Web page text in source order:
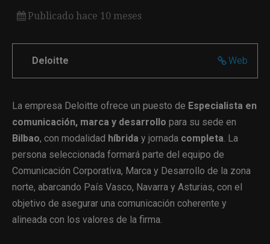
Publicado hace 10 meses
Web
Deloitte
La empresa Deloitte ofrece un puesto de Especialista en
comunicación, marca y desarrollo para su sede en
Bilbao, con modalidad híbrida y jornada completa . La
persona seleccionada formará parte del equipo de
Comunicación Corporativa, Marca y Desarrollo de la zona
norte, abarcando País Vasco, Navarra y Asturias, con el
objetivo de asegurar una comunicación coherente y
alineada con los valores de la firma.